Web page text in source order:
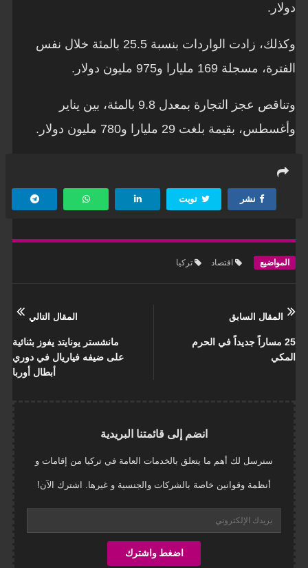
دولار.
وكذلك، زادت الواردات بنسبة 25.5 بالمئة خلال نفس
الفترة، مسجلة 169 مليارا و975 مليون دولار.
وتناقص عجز التجارة بمعدل 9.8 بالمئة، بين يناير
وأغسطس، بقيمة بلغت 29 مليارا و780 مليون دولار.
نشر تويت
المواضيع اقتصاد تركيا
المقال السابق
25 مساراً جديداً في الحرم
المكي
المقال التالي
مانشستر يونايتد يفوز بثنائية
على ضيفه فياريال في دوري
أبطال أوربا
انضم إلى قائمتنا البريدية
سنرسل لك أهم ما يتعلق بالخدمات العامة في تركيا من إقامات و
أنظمة وقوانين خاصة بالشركات والجنسية و غيرها. اشترك الآن!